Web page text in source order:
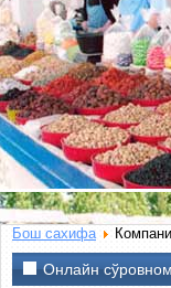
Бош сахифа
Онлайн